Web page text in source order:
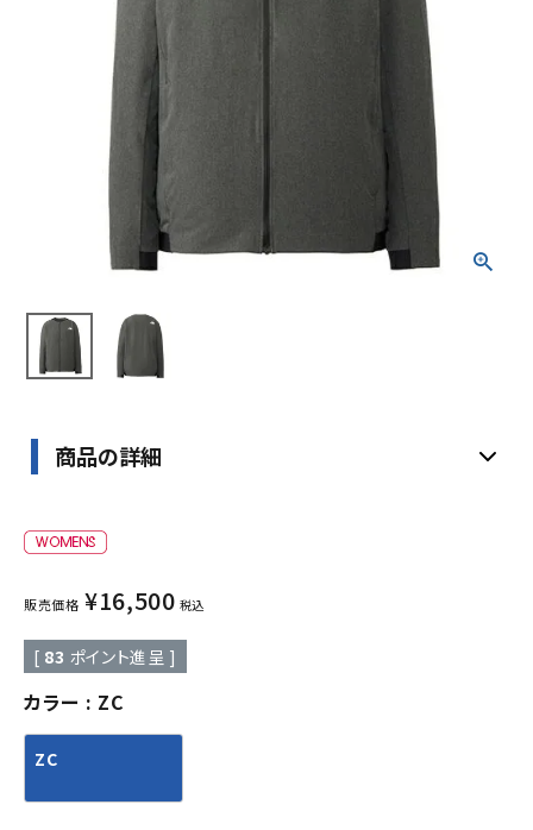
INFORMATIOM
ご利用ガイド
お問い合わせ
メルマガ登録
特定商取引法
プライバシーポリシー
商品の詳細
販売価格 ¥16,500 税込
[ 83 ポイント進呈 ]
カラー ZC
ZC